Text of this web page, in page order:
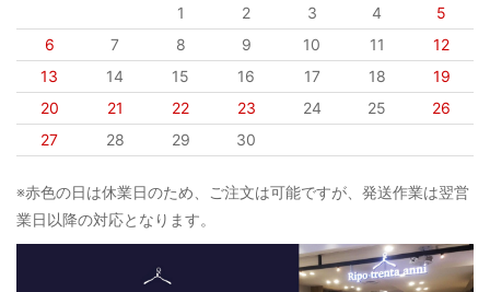
1
2 3 4
5
6
7 8 9 10 11
12
13
14 15 16 17 18
19
20
21 22 23 24 25
26
27
28 29 30
※赤色の日は休業日のため、ご注文は可能ですが、発送作業は翌営
業日以降の対応となります。